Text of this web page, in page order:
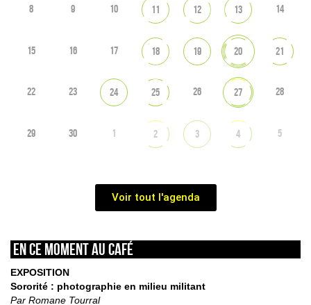
8 9 10 11 12 13 14
15 16 17 18 19 20 21
22 23 24 25 26 27 28
29 30 1 2 3 4 5
Voir tout l'agenda
En ce moment au café
EXPOSITION
Sororité : photographie en milieu militant
Par Romane Tourral